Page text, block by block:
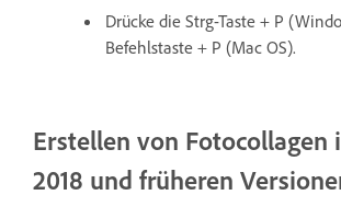
Drücke die Strg-Taste + P
Befehlstaste + P (Mac OS).
Erstellen von Fotocollagen
2018 und früheren